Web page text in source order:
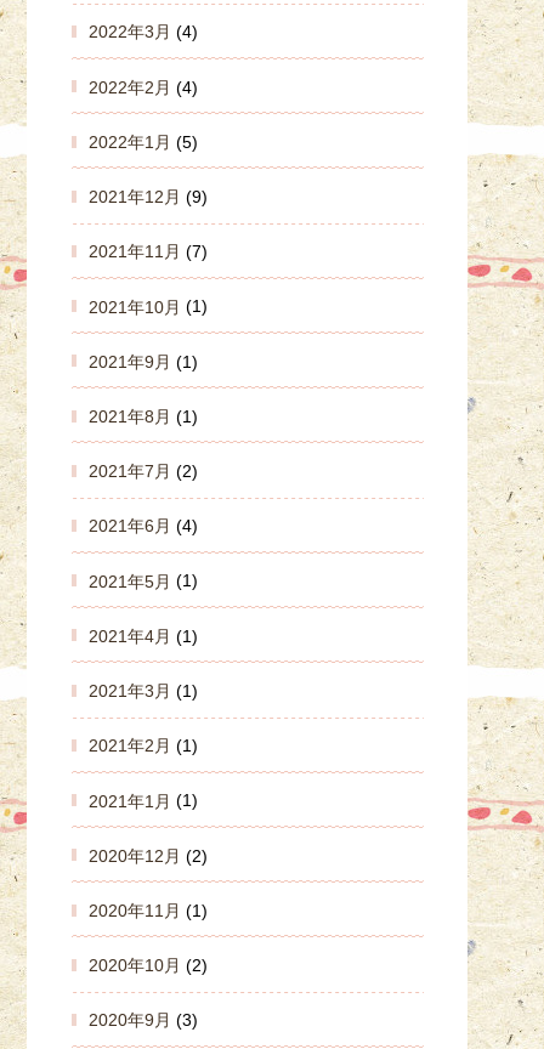
2022年3月 (4)
2022年2月 (4)
2022年1月 (5)
2021年12月 (9)
2021年11月 (7)
2021年10月 (1)
2021年9月 (1)
2021年8月 (1)
2021年7月 (2)
2021年6月 (4)
2021年5月 (1)
2021年4月 (1)
2021年3月 (1)
2021年2月 (1)
2021年1月 (1)
2020年12月 (2)
2020年11月 (1)
2020年10月 (2)
2020年9月 (3)